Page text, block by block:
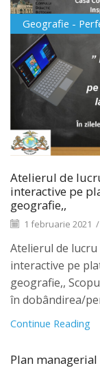
Geografie -
Atelierul de
interactive pe
geografie,,
1 februarie 2021 /
Atelierul de lucru
interactive pe
geografie,,
în dobândirea/
Continue Reading
Plan managerial